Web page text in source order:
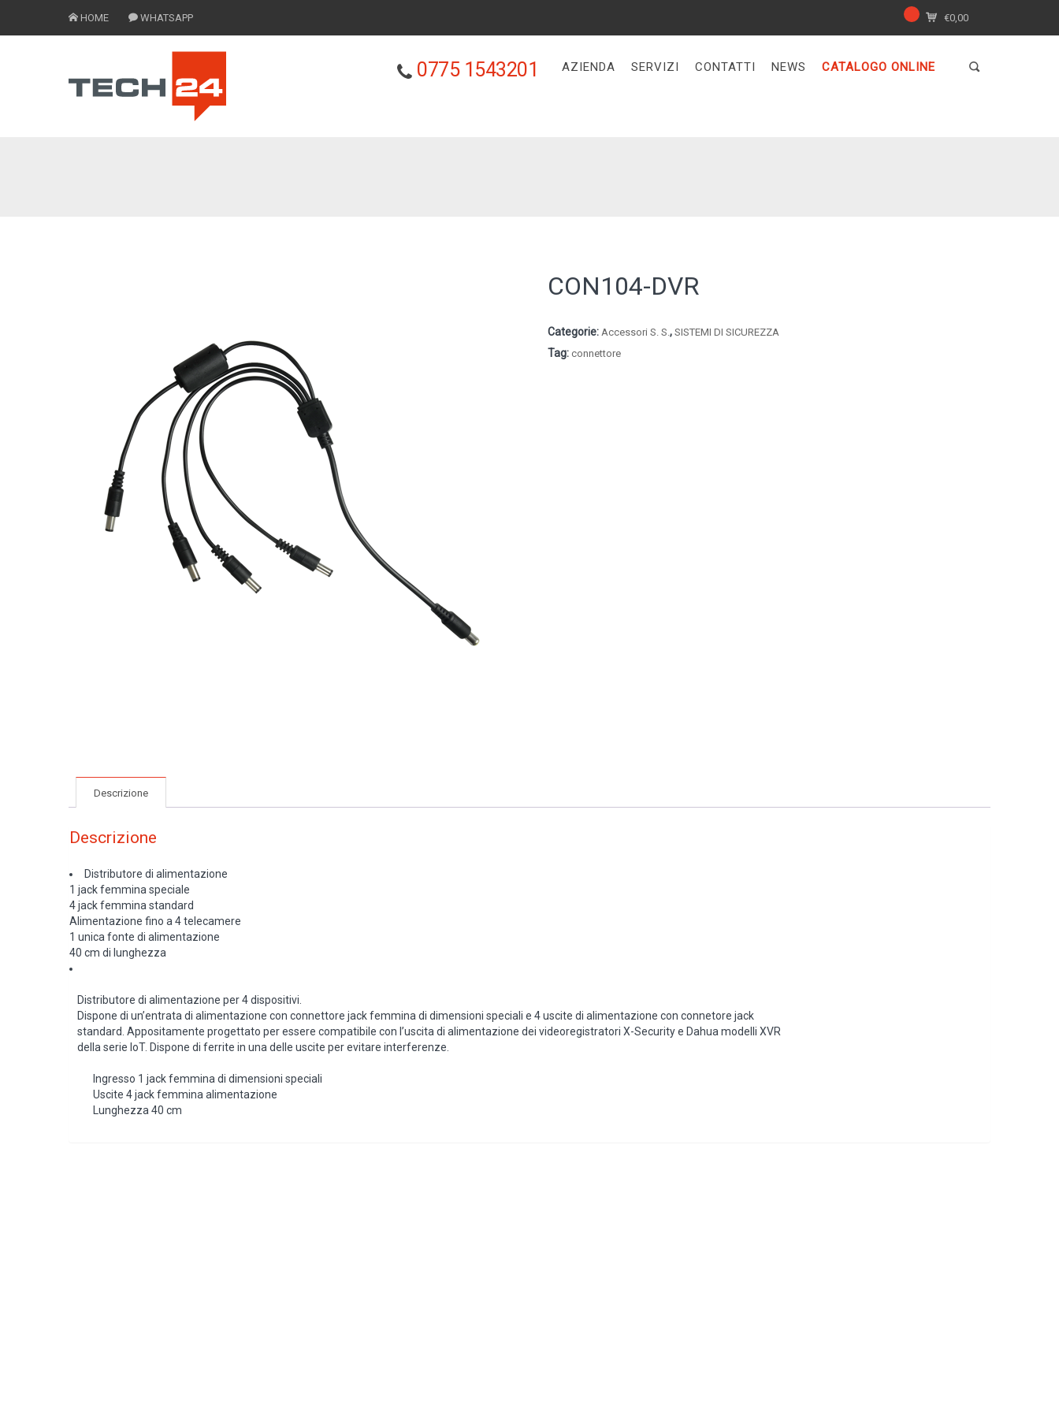
HOME WHATSAPP €0,00
0775 1543201 AZIENDA SERVIZI CONTATTI NEWS CATALOGO ONLINE
CON104-DVR
Categorie: Accessori S. S.,SISTEMI DI SICUREZZA
Tag:connettore
Descrizione
Descrizione
Distributore di alimentazione
1 jack femmina speciale
4 jack femmina standard
Alimentazione fino a 4 telecamere
1 unica fonte di alimentazione
40 cm di lunghezza
Distributore di alimentazione per 4 dispositivi.
Dispone di un’entrata di alimentazione con connettore jack femmina di dimensioni speciali e 4 uscite di alimentazione con connetore jack
standard. Appositamente progettato per essere compatibile con l’uscita di alimentazione dei videoregistratori X-Security e Dahua modelli XVR
della serie IoT. Dispone di ferrite in una delle uscite per evitare interferenze.
Ingresso 1 jack femmina di dimensioni speciali
Uscite 4 jack femmina alimentazione
Lunghezza 40 cm